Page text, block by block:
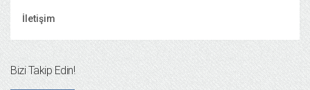
İletişim
Bizi Takip Edin!